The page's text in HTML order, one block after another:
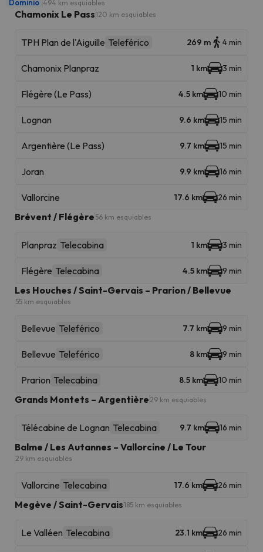
Dominio 494 km esquiables
Chamonix Le Pass120 km esquiables
TPH Plan de l'Aiguille Teleférico 269 m 4 min
Chamonix Planpraz 1 km 3 min
Flégère (Le Pass) 4.5 km 10 min
Lognan 9.6 km 15 min
Argentière (Le Pass) 9.7 km 15 min
Joran 9.9 km 16 min
Vallorcine 17.6 km 26 min
Brévent / Flégère 56 km esquiables
Planpraz Telecabina 1 km 3 min
Flégère Telecabina 4.5 km 9 min
Les Houches / Saint-Gervais – Prarion / Bellevue
55 km esquiables
Bellevue Teleférico 7.7 km 9 min
Bellevue Teleférico 8 km 9 min
Prarion Telecabina 8.5 km 10 min
Grands Montets – Argentière 29 km esquiables
Télécabine de Lognan Telecabina 9.7 km 16 min
Balme / Les Autannes – Vallorcine / Le Tour
29 km esquiables
Vallorcine Telecabina 17.6 km 26 min
Megève / Saint-Gervais185 km esquiables
Le Valléen Telecabina 23.1 km 26 min